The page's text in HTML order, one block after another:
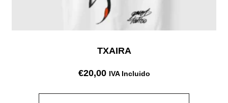
TXAIRA
€20,00 IVA Incluido